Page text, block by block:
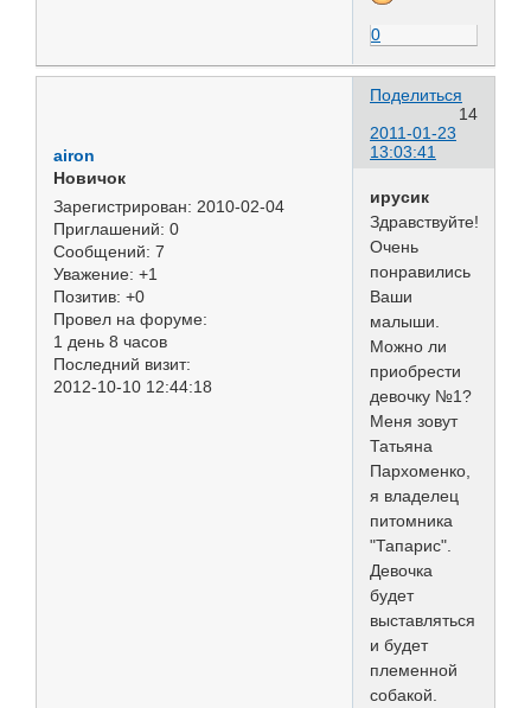
0
Поделиться
14
2011-01-23
13:03:41
airon
Новичок
Зарегистрирован: 2010-02-04
Приглашений: 0
Сообщений: 7
Уважение: +1
Позитив: +0
Провел на форуме:
1 день 8 часов
Последний визит:
2012-10-10 12:44:18
ирусик
Здравствуйте!
Очень
понравились
Ваши
малыши.
Можно ли
приобрести
девочку №1?
Меня зовут
Татьяна
Пархоменко,
я владелец
питомника
"Тапарис".
Девочка
будет
выставляться
и будет
племенной
собакой.